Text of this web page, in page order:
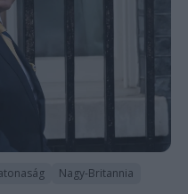
Nagy-Britannia